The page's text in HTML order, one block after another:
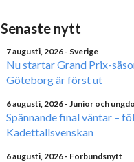
Senaste nytt
7 augusti, 2026 - Sverige
Nu startar Grand Prix-
Göteborg är först ut
6 augusti, 2026 - Junior och
Spännande final väntar –
Kadettallsvenskan
6 augusti, 2026 - Förbundsnytt